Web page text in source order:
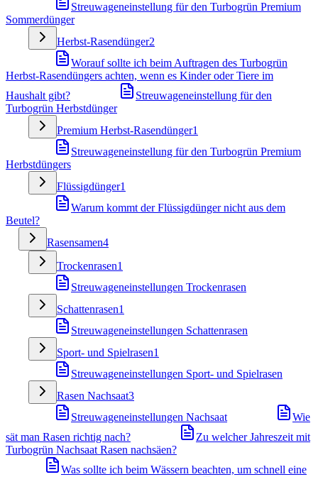
Streuwageneinstellung für den Turbogrün Premium
Sommerdünger
Herbst-Rasendünger2
Worauf sollte ich beim Auftragen des Turbogrün
Herbst-Rasendüngers achten, wenn es Kinder oder Tiere im
Haushalt gibt?
Streuwageneinstellung für den
Turbogrün Herbstdünger
Premium Herbst-Rasendünger1
Streuwageneinstellung für den Turbogrün Premium
Herbstdüngers
Flüssigdünger1
Warum kommt der Flüssigdünger nicht aus dem
Beutel?
Rasensamen4
Trockenrasen1
Streuwageneinstellungen Trockenrasen
Schattenrasen1
Streuwageneinstellungen Schattenrasen
Sport- und Spielrasen1
Streuwageneinstellungen Sport- und Spielrasen
Rasen Nachsaat3
Streuwageneinstellungen Nachsaat
Wie
sät man Rasen richtig nach?
Zu welcher Jahreszeit mit
Turbogrün Nachsaat Rasen nachsäen?
Was sollte ich beim Wässern beachten, um schnell eine